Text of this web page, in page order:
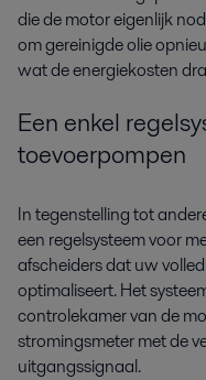
die de motor eigenlijk
om gereinigde olie
wat de energiekosten
Een enkel
toevoerpompen
In tegenstelling tot
een regelsysteem voor
afscheiders dat uw
optimaliseert. Het
controlekamer van de
stromingsmeter met de
uitgangssignaal.